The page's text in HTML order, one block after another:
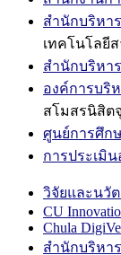
สำนักบริหา
เทคโนโลยี
สำนักบริหา
องค์การบริ
สโมสรนิสิต
ศูนย์การศึก
การประเมิ
วิจัยและนวั
CU
Chula
สำนักบริหา